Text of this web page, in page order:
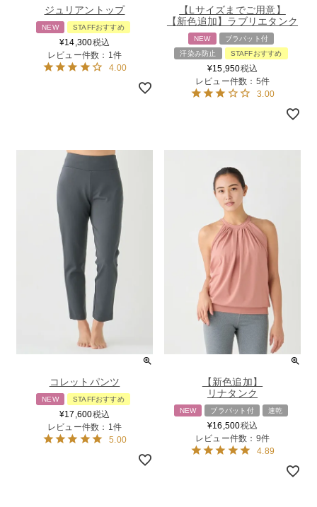
ジュリアントップ
NEW STAFFおすすめ
¥14,300税込
レビュー件数：1件
4.00
【Lサイズまでご用意】
【新色追加】ラブリエタンク
NEW
ブラパット付
汗染み防止
STAFFおすすめ
¥15,950税込
レビュー件数：5件
3.00
コレットパンツ
NEW STAFFおすすめ
¥17,600税込
レビュー件数：1件
5.00
【新色追加】
リナタンク
NEW ブラパット付 速乾
¥16,500税込
レビュー件数：9件
4.89